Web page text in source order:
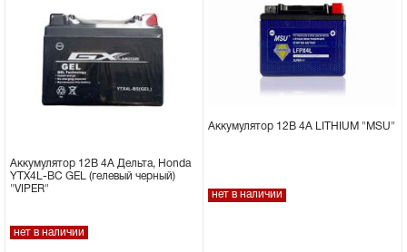
Аккумулятор 12В 4A Дельта, Honda
YTX4L-BC GEL (гелевый черный)
"VIPER"
нет в наличии
Аккумулятор 12В 4А LITHIUM "MSU"
нет в наличии